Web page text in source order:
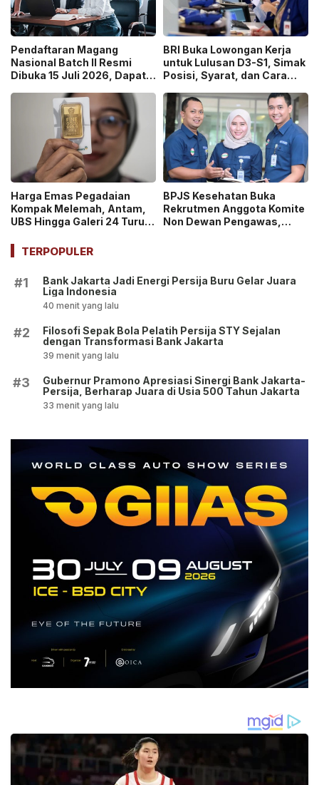
Pendaftaran Magang
Nasional Batch II Resmi
Dibuka 15 Juli 2026, Dapat
BRI Buka Lowongan Kerja
untuk Lulusan D3-S1, Simak
Posisi, Syarat, dan Cara
Harga Emas Pegadaian
Kompak Melemah, Antam,
UBS Hingga Galeri 24 Turun
BPJS Kesehatan Buka
Rekrutmen Anggota Komite
Non Dewan Pengawas,
TERPOPULER
#1
Bank Jakarta Jadi Energi Persija Buru Gelar Juara
Liga Indonesia
40 menit yang lalu
#2
Filosofi Sepak Bola Pelatih Persija STY Sejalan
dengan Transformasi Bank Jakarta
39 menit yang lalu
#3
Gubernur Pramono Apresiasi Sinergi Bank Jakarta-
Persija, Berharap Juara di Usia 500 Tahun Jakarta
33 menit yang lalu